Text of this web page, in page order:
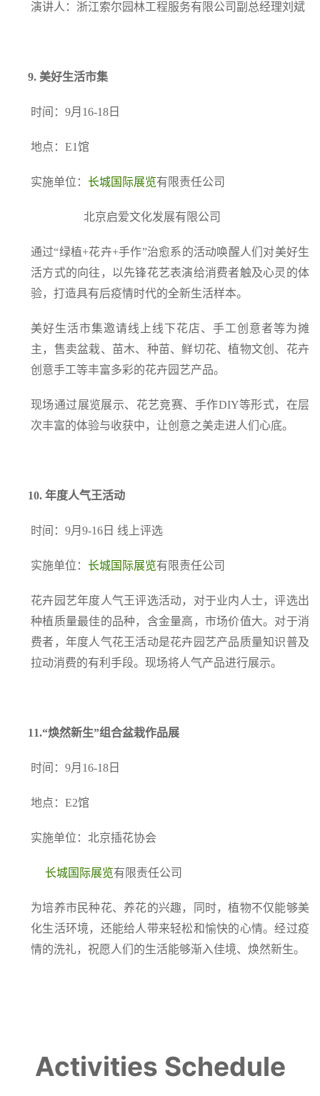
演讲人：浙江索尔园林工程服务有限公司副总经理刘斌
9. 美好生活市集
时间：9月16-18日
地点：E1馆
实施单位： 长城国际展览有限责任公司
北京启爱文化发展有限公司
通过“绿植+花卉+手作”治愈系的活动唤醒人们对美好生
活方式的向往，以先锋花艺表演给消费者触及心灵的体
验，打造具有后疫情时代的全新生活样本。
美好生活市集邀请线上线下花店、手工创意者等为摊
主，售卖盆栽、苗木、种苗、鲜切花、植物文创、花卉
创意手工等丰富多彩的花卉园艺产品。
现场通过展览展示、花艺竞赛、手作DIY等形式，在层
次丰富的体验与收获中，让创意之美走进人们心底。
10. 年度人气王活动
时间：9月9-16日 线上评选
实施单位： 长城国际展览有限责任公司
花卉园艺年度人气王评选活动，对于业内人士，评选出
种植质量最佳的品种，含金量高，市场价值大。对于消
费者，年度人气花王活动是花卉园艺产品质量知识普及
拉动消费的有利手段。现场将人气产品进行展示。
11.“焕然新生”组合盆栽作品展
时间：9月16-18日
地点：E2馆
实施单位：北京插花协会
长城国际展览有限责任公司
为培养市民种花、养花的兴趣，同时，植物不仅能够美
化生活环境，还能给人带来轻松和愉快的心情。经过疫
情的洗礼，祝愿人们的生活能够渐入佳境、焕然新生。
Activities Schedule